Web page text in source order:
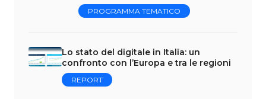
PROGRAMMA TEMATICO
Lo stato del digitale in Italia: un
confronto con l’Europa e tra le regioni
REPORT